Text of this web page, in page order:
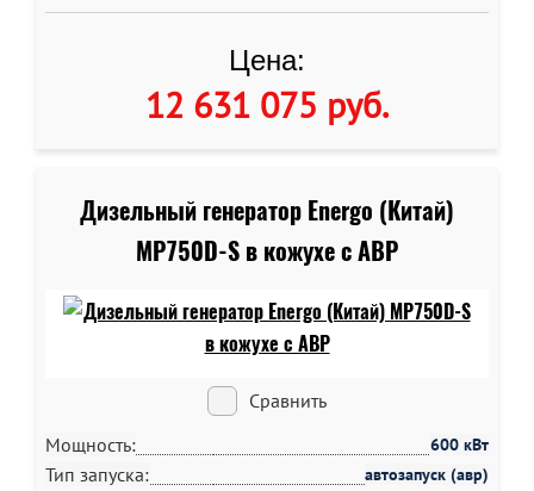
Цена:
12 631 075 руб.
Дизельный генератор Energo (Китай)
MP750D-S в кожухе c АВР
Сравнить
Мощность:
600 кВт
Тип запуска: автозапуск (авр)